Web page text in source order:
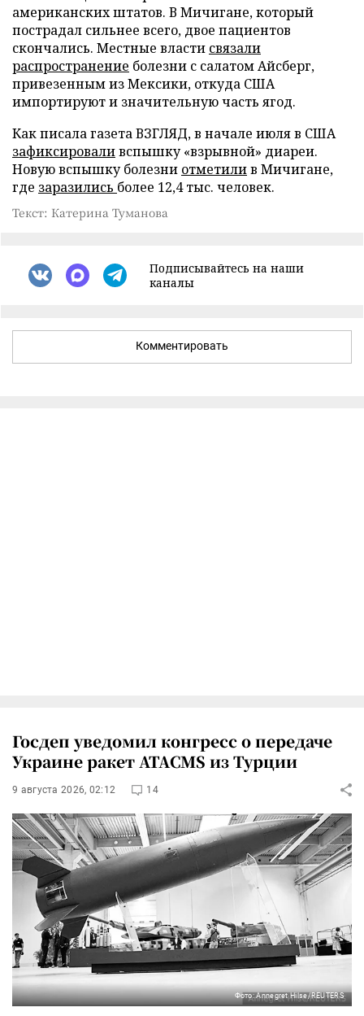
американских штатов. В Мичигане, который
пострадал сильнее всего, двое пациентов
скончались. Местные власти связали
распространение болезни с салатом Айсберг,
привезенным из Мексики, откуда США
импортируют и значительную часть ягод.
Как писала газета ВЗГЛЯД, в начале июля в США
зафиксироваливспышку «взрывной» диареи.
Новую вспышку болезни отметилив Мичигане,
где заразились более 12,4 тыс. человек.
Текст: Катерина Туманова
Подписывайтесь на наши
каналы
Комментировать
Госдеп уведомил конгресс о передаче
Украине ракет ATACMS из Турции
9 августа 2026, 02:12 14
Фото: Annegret Hilse/REUTERS